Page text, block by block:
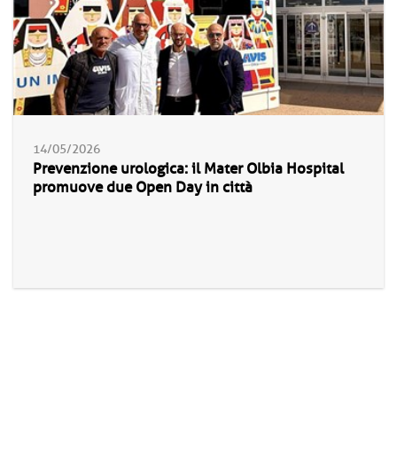
14/05/2026
Prevenzione urologica: il Mater Olbia Hospital
promuove due Open Day in città